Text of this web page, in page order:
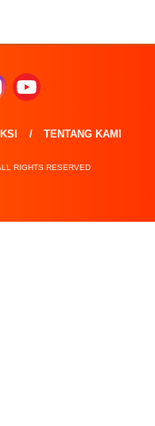
TENTANG KAMI
RIGHTS RESERVED